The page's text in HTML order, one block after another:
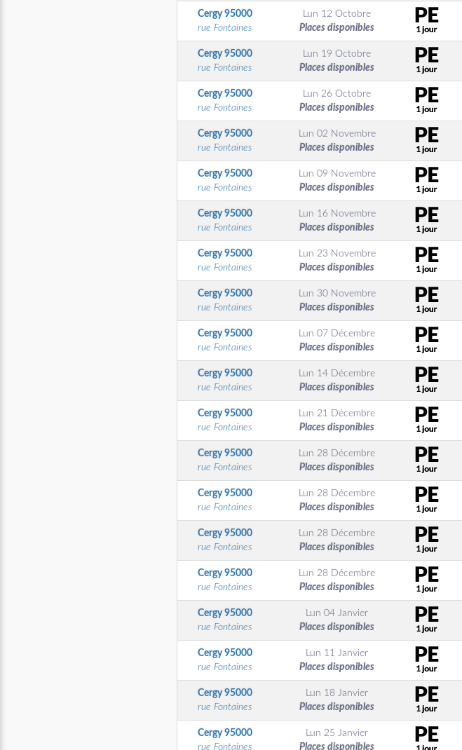
Cergy95000
rue Fontaines
Lun 12 Octobre
Places disponibles
Cergy95000
rue Fontaines
Lun 19 Octobre
Places disponibles
Cergy95000
rue Fontaines
Lun 26 Octobre
Places disponibles
Cergy95000
rue Fontaines
Lun 02 Novembre
Places disponibles
Cergy95000
rue Fontaines
Lun 09 Novembre
Places disponibles
Cergy95000
rue Fontaines
Lun 16 Novembre
Places disponibles
Cergy95000
rue Fontaines
Lun 23 Novembre
Places disponibles
Cergy95000
rue Fontaines
Lun 30 Novembre
Places disponibles
Cergy95000
rue Fontaines
Lun 07 Décembre
Places disponibles
Cergy95000
rue Fontaines
Lun 14 Décembre
Places disponibles
Cergy95000
rue Fontaines
Lun 21 Décembre
Places disponibles
Cergy95000
rue Fontaines
Lun 28 Décembre
Places disponibles
Cergy95000
rue Fontaines
Lun 28 Décembre
Places disponibles
Cergy95000
rue Fontaines
Lun 28 Décembre
Places disponibles
Cergy95000
rue Fontaines
Lun 28 Décembre
Places disponibles
Cergy95000
rue Fontaines
Lun 04 Janvier
Places disponibles
Cergy95000
rue Fontaines
Lun 11 Janvier
Places disponibles
Cergy95000
rue Fontaines
Lun 18 Janvier
Places disponibles
Cergy95000
rue Fontaines
Lun 25 Janvier
Places disponibles